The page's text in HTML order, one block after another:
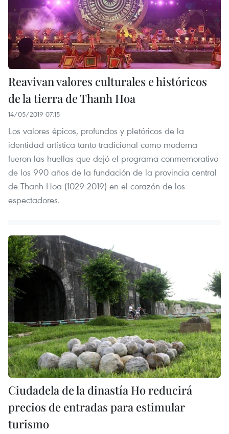
Reavivan valores culturales e históricos
de la tierra de Thanh Hoa
14/05/2019 07:15
Los valores épicos, profundos y pletóricos de la
identidad artística tanto tradicional como moderna
fueron las huellas que dejó el programa conmemorativo
de los 990 años de la fundación de la provincia central
de Thanh Hoa (1029-2019) en el corazón de los
espectadores.
Ciudadela de la dinastía Ho reducirá
precios de entradas para estimular
turismo